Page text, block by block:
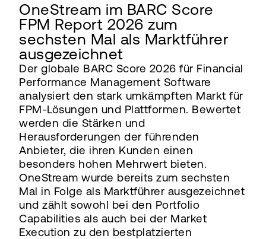
OneStream im BARC Score
FPM Report 2026 zum
sechsten Mal als Marktführer
ausgezeichnet
Der globale BARC Score 2026 für Financial
Performance Management Software
analysiert den stark umkämpften Markt für
FPM-Lösungen und Plattformen. Bewertet
werden die Stärken und
Herausforderungen der führenden
Anbieter, die ihren Kunden einen
besonders hohen Mehrwert bieten.
OneStream wurde bereits zum sechsten
Mal in Folge als Marktführer ausgezeichnet
und zählt sowohl bei den Portfolio
Capabilities als auch bei der Market
Execution zu den bestplatzierten